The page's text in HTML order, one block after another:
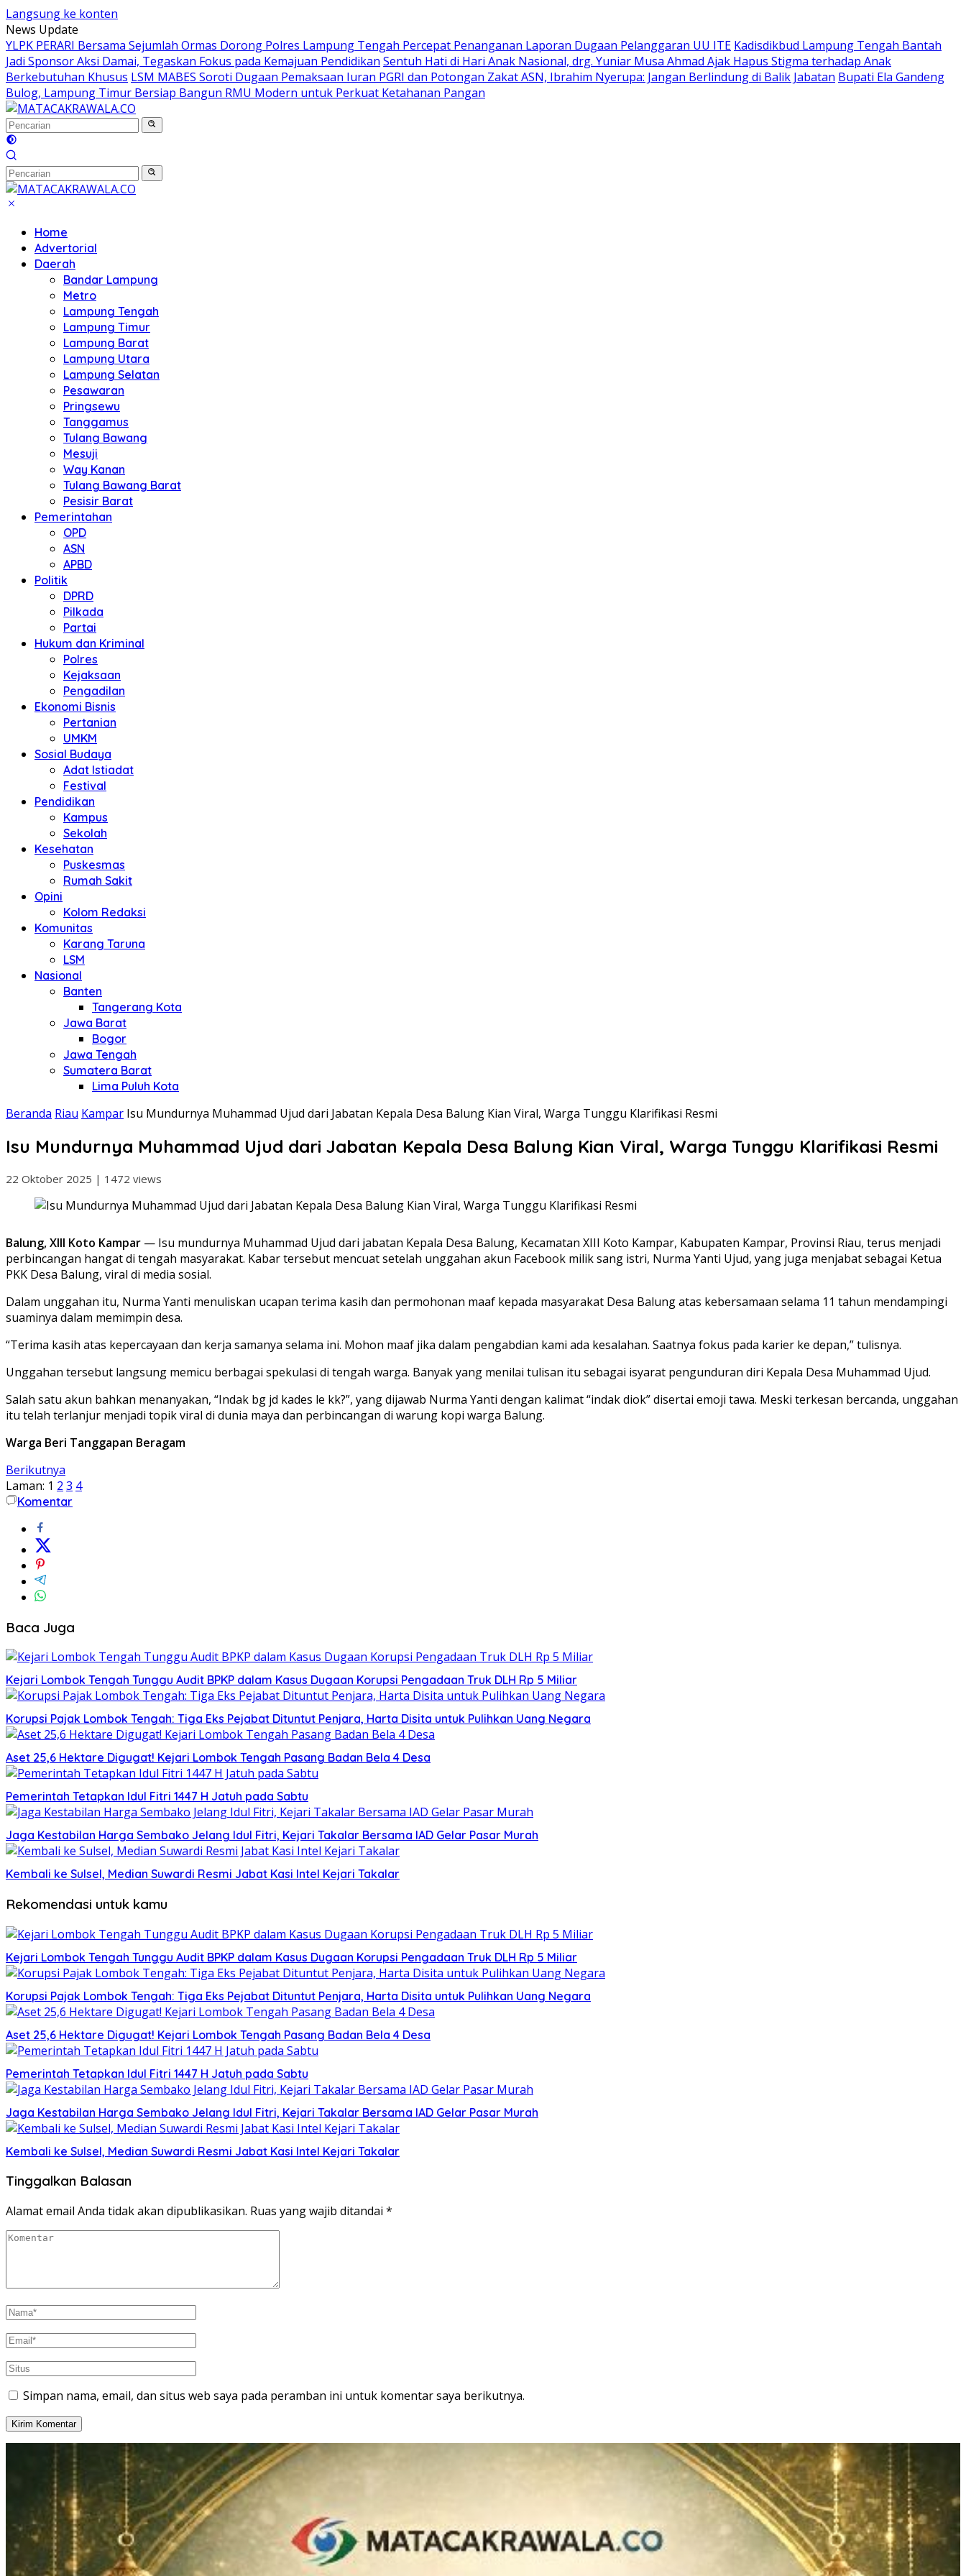
Langsung ke konten
News Update
YLPK PERARI Bersama Sejumlah Ormas Dorong Polres Lampung Tengah Percepat Penanganan Laporan Dugaan Pelanggaran UU ITE Kadisdikbud Lampung Tengah Bantah
Jadi Sponsor Aksi Damai, Tegaskan Fokus pada Kemajuan Pendidikan Sentuh Hati di Hari Anak Nasional, drg. Yuniar Musa Ahmad Ajak Hapus Stigma terhadap Anak
Berkebutuhan Khusus LSM MABES Soroti Dugaan Pemaksaan Iuran PGRI dan Potongan Zakat ASN, Ibrahim Nyerupa: Jangan Berlindung di Balik Jabatan Bupati Ela Gandeng
Bulog, Lampung Timur Bersiap Bangun RMU Modern untuk Perkuat Ketahanan Pangan
Home
Advertorial
Daerah
Bandar Lampung
Metro
Lampung Tengah
Lampung Timur
Lampung Barat
Lampung Utara
Lampung Selatan
Pesawaran
Pringsewu
Tanggamus
Tulang Bawang
Mesuji
Way Kanan
Tulang Bawang Barat
Pesisir Barat
Pemerintahan
OPD
ASN
APBD
Politik
DPRD
Pilkada
Partai
Hukum dan Kriminal
Polres
Kejaksaan
Pengadilan
Ekonomi Bisnis
Pertanian
UMKM
Sosial Budaya
Adat Istiadat
Festival
Pendidikan
Kampus
Sekolah
Kesehatan
Puskesmas
Rumah Sakit
Opini
Kolom Redaksi
Komunitas
Karang Taruna
LSM
Nasional
Banten
Tangerang Kota
Jawa Barat
Bogor
Jawa Tengah
Sumatera Barat
Lima Puluh Kota
Beranda Riau Kampar Isu Mundurnya Muhammad Ujud dari Jabatan Kepala Desa Balung Kian Viral, Warga Tunggu Klarifikasi Resmi
Isu Mundurnya Muhammad Ujud dari Jabatan Kepala Desa Balung Kian Viral, Warga Tunggu Klarifikasi Resmi
22 Oktober 2025 | 1472 views
Balung, XIII Koto Kampar — Isu mundurnya Muhammad Ujud dari jabatan Kepala Desa Balung, Kecamatan XIII Koto Kampar, Kabupaten Kampar, Provinsi Riau, terus menjadi
perbincangan hangat di tengah masyarakat. Kabar tersebut mencuat setelah unggahan akun Facebook milik sang istri, Nurma Yanti Ujud, yang juga menjabat sebagai Ketua
PKK Desa Balung, viral di media sosial.
Dalam unggahan itu, Nurma Yanti menuliskan ucapan terima kasih dan permohonan maaf kepada masyarakat Desa Balung atas kebersamaan selama 11 tahun mendampingi
suaminya dalam memimpin desa.
“Terima kasih atas kepercayaan dan kerja samanya selama ini. Mohon maaf jika dalam pengabdian kami ada kesalahan. Saatnya fokus pada karier ke depan,” tulisnya.
Unggahan tersebut langsung memicu berbagai spekulasi di tengah warga. Banyak yang menilai tulisan itu sebagai isyarat pengunduran diri Kepala Desa Muhammad Ujud.
Salah satu akun bahkan menanyakan, “Indak bg jd kades le kk?”, yang dijawab Nurma Yanti dengan kalimat “indak diok” disertai emoji tawa. Meski terkesan bercanda, unggahan
itu telah terlanjur menjadi topik viral di dunia maya dan perbincangan di warung kopi warga Balung.
Warga Beri Tanggapan Beragam
Berikutnya
Laman: 1 2 3 4
Komentar
Baca Juga
Kejari Lombok Tengah Tunggu Audit BPKP dalam Kasus Dugaan Korupsi Pengadaan Truk DLH Rp 5 Miliar
Korupsi Pajak Lombok Tengah: Tiga Eks Pejabat Dituntut Penjara, Harta Disita untuk Pulihkan Uang Negara
Aset 25,6 Hektare Digugat! Kejari Lombok Tengah Pasang Badan Bela 4 Desa
Pemerintah Tetapkan Idul Fitri 1447 H Jatuh pada Sabtu
Jaga Kestabilan Harga Sembako Jelang Idul Fitri, Kejari Takalar Bersama IAD Gelar Pasar Murah
Kembali ke Sulsel, Median Suwardi Resmi Jabat Kasi Intel Kejari Takalar
Rekomendasi untuk kamu
Kejari Lombok Tengah Tunggu Audit BPKP dalam Kasus Dugaan Korupsi Pengadaan Truk DLH Rp 5 Miliar
Korupsi Pajak Lombok Tengah: Tiga Eks Pejabat Dituntut Penjara, Harta Disita untuk Pulihkan Uang Negara
Aset 25,6 Hektare Digugat! Kejari Lombok Tengah Pasang Badan Bela 4 Desa
Pemerintah Tetapkan Idul Fitri 1447 H Jatuh pada Sabtu
Jaga Kestabilan Harga Sembako Jelang Idul Fitri, Kejari Takalar Bersama IAD Gelar Pasar Murah
Kembali ke Sulsel, Median Suwardi Resmi Jabat Kasi Intel Kejari Takalar
Tinggalkan Balasan
Alamat email Anda tidak akan dipublikasikan. Ruas yang wajib ditandai *
Simpan nama, email, dan situs web saya pada peramban ini untuk komentar saya berikutnya.